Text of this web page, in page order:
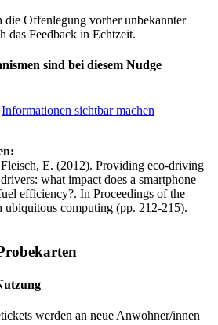
Offenlegung vorher unbekannter
das Feedback in Echtzeit.
sind bei diesem Nudge
Informationen sichtbar machen
E. (2012). Providing eco-driving
what impact does a smartphone
efficiency?. In Proceedings of the
ubiquitous computing (pp. 212-215).
werden an neue Anwohner/innen